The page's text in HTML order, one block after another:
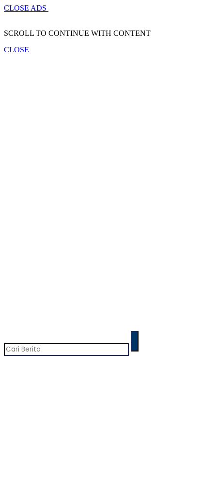
CLOSE ADS
SCROLL TO CONTINUE WITH CONTENT
CLOSE